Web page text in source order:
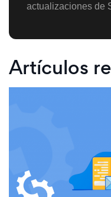
actualizaciones de
Artículos